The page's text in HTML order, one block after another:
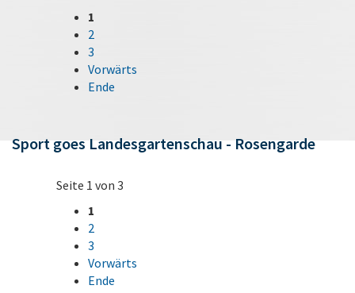
1
2
3
Vorwärts
Ende
Sport goes Landesgartenschau - Rosengarde
Seite 1 von 3
1
2
3
Vorwärts
Ende